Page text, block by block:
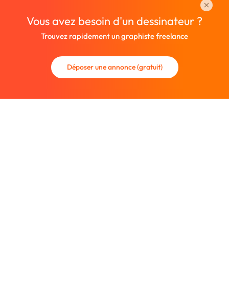
Vous avez besoin d'un dessinateur ?
Trouvez rapidement un graphiste freelance
Déposer une annonce (gratuit)